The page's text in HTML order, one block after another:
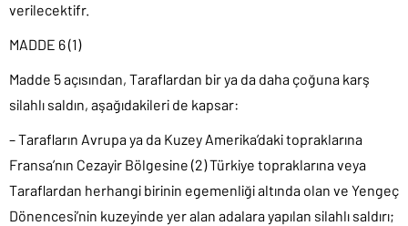
verilecektifr.
MADDE 6 (1)
Madde 5 açısından, Taraflardan bir ya da daha çoğuna karş
silahlı saldın, aşağıdakileri de kapsar:
– Tarafların Avrupa ya da Kuzey Amerika’daki topraklarına
Fransa’nın Cezayir Bölgesine (2) Türkiye topraklarına veya
Taraflardan herhangi birinin egemenliği altında olan ve Yengeç
Dönencesi’nin kuzeyinde yer alan adalara yapılan silahlı saldırı;